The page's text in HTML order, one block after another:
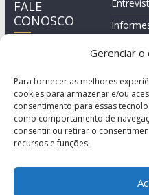
Gerenciar o
Para fornecer as melhores
cookies para armazenar e/ou
consentimento para essas
como comportamento de
consentir ou retirar o
recursos e funções.
FALE
CONOSCO
Manchete